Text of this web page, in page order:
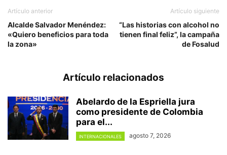
Artículo anterior
Alcalde Salvador Menéndez:
«Quiero beneficios para toda
la zona»
Artículo siguiente
“Las historias con alcohol no
tienen final feliz”, la campaña
de Fosalud
Artículo relacionados
Abelardo de la Espriella jura
como presidente de Colombia
para el...
INTERNACIONALES agosto 7, 2026